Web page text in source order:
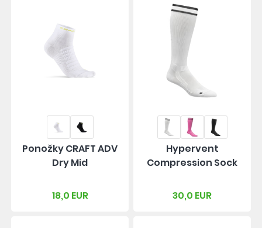
Ponožky CRAFT ADV
Dry Mid
18,0 EUR
Hypervent
Compression Sock
30,0 EUR